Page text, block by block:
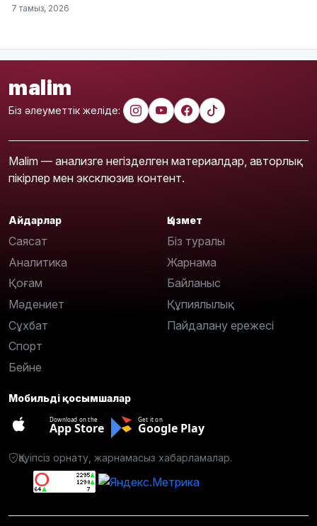
7 тамыз, 2026
malim
Біз әлеуметтік желіде:
Malim — анализге негізделген материалдар, авторлық
пікірлер мен эксклюзив контент.
Айдарлар
Саясат
Аналитика
Қоғам
Мәдениет
Сұхбат
Спорт
Бейне
Қызмет
Біз туралы
Жарнама
Байланыс
Құпиялылық
Пайдалану ережесі
Мобильді қосымшалар
Download on the
App Store
Get it on
Google Play
Қауіпсіз орнату, жарнамасыз хабарламалар.